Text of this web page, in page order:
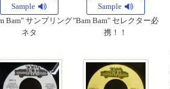
Sample
Bam" サンプリング
ネタ
Sample
"Bam Bam" セレクター必
携！！